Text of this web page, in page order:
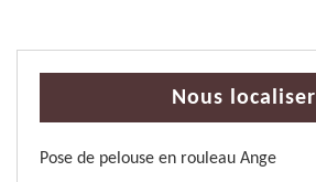
Nous localiser
Pose de pelouse en rouleau Ange